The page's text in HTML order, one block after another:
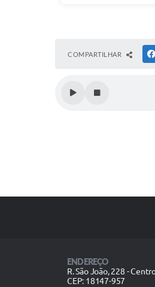
COMPARTILHAR
ENDEREÇO
R. São João, 228 -
CEP: 18147-957